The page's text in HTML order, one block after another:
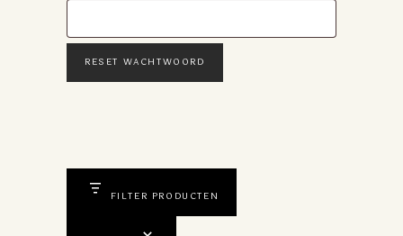
RESET WACHTWOORD
FILTER PRODUCTEN